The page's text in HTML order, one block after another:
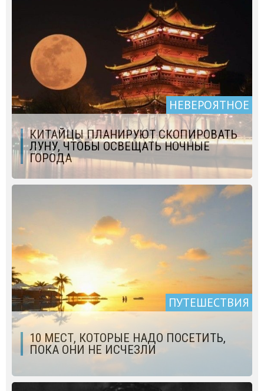
НЕВЕРОЯТНОЕ
КИТАЙЦЫ ПЛАНИРУЮТ СКОПИРОВАТЬ
ЛУНУ, ЧТОБЫ ОСВЕЩАТЬ НОЧНЫЕ
ГОРОДА
ПУТЕШЕСТВИЯ
10 МЕСТ, КОТОРЫЕ НАДО ПОСЕТИТЬ,
ПОКА ОНИ НЕ ИСЧЕЗЛИ